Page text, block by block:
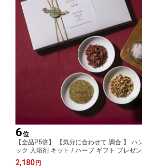
6位
【全品P5倍】 【気分に合わせて 調合 】 ハ
ック 入浴剤 キット / ハーブ ギフト プレゼ
父の日 花 大人 個包装 女性 リラックス 美容
2,180 円